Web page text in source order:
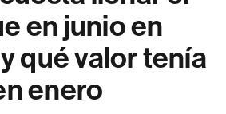
en junio en
qué valor tenía
enero